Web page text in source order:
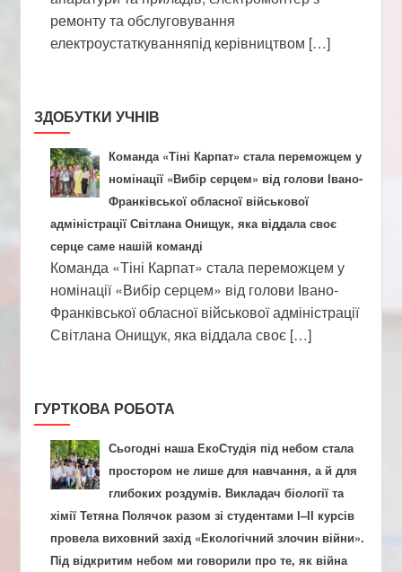
ремонту та обслуговування
електроустаткуванняпід керівництвом […]
ЗДОБУТКИ УЧНІВ
Команда «Тіні Карпат» стала переможцем у
номінації «Вибір серцем» від голови Івано-
Франківської обласної військової
адміністрації Світлана Онищук, яка віддала своє
серце саме нашій команді
Команда «Тіні Карпат» стала переможцем у
номінації «Вибір серцем» від голови Івано-
Франківської обласної військової адміністрації
Світлана Онищук, яка віддала своє […]
ГУРТКОВА РОБОТА
Сьогодні наша ЕкоСтудія під небом стала
простором не лише для навчання, а й для
глибоких роздумів. Викладач біології та
хімії Тетяна Полячок разом зі студентами І–ІІ курсів
провела виховний захід «Екологічний злочин війни».
Під відкритим небом ми говорили про те, як війна